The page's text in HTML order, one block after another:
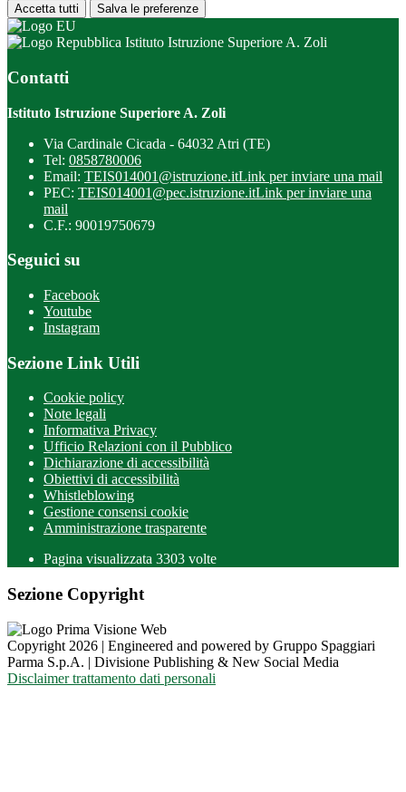
Accetta tutti Salva le preferenze
Istituto Istruzione Superiore A. Zoli
Contatti
Istituto Istruzione Superiore A. Zoli
Via Cardinale Cicada - 64032 Atri (TE)
Tel: 0858780006
Email: TEIS014001@istruzione.itLink per inviare una mail
PEC: TEIS014001@pec.istruzione.itLink per inviare una
mail
C.F.: 90019750679
Seguici su
Facebook
Youtube
Instagram
Sezione Link Utili
Cookie policy
Note legali
Informativa Privacy
Ufficio Relazioni con il Pubblico
Dichiarazione di accessibilità
Obiettivi di accessibilità
Whistleblowing
Gestione consensi cookie
Amministrazione trasparente
Pagina visualizzata 3303 volte
Sezione Copyright
Copyright 2026 | Engineered and powered by Gruppo Spaggiari
Parma S.p.A. | Divisione Publishing & New Social Media
Disclaimer trattamento dati personali